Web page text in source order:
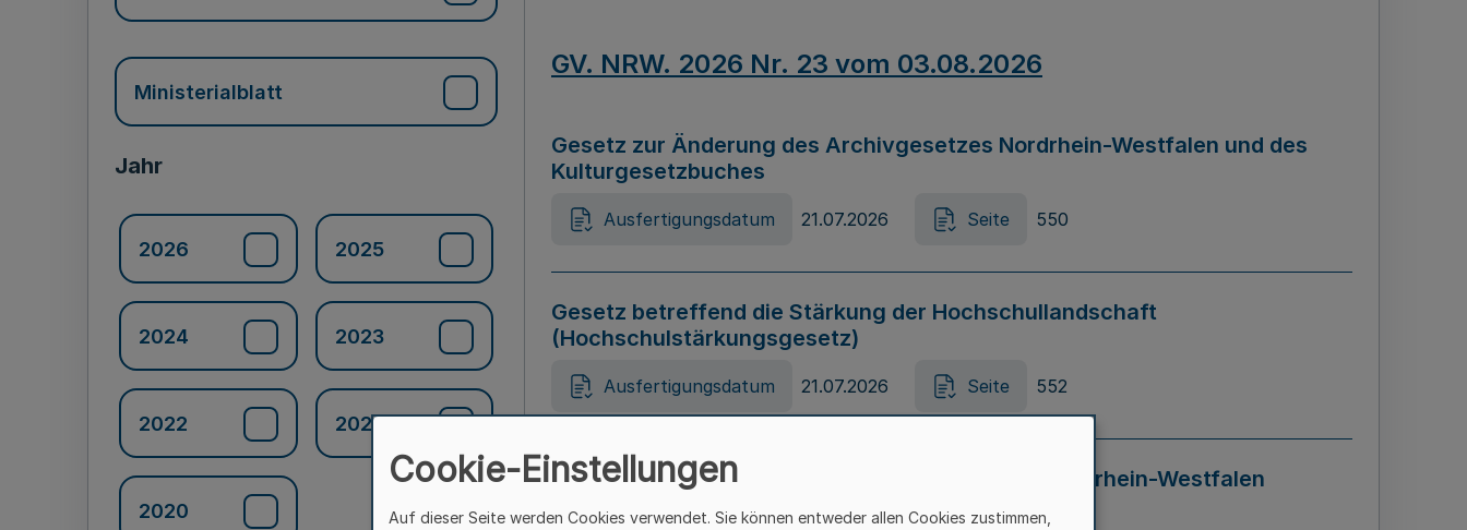
Ministerialblatt
Jahr
2026 2025
2024 2023
2022 2021
2020
GV. NRW. 2026 Nr. 23 vom 03.08.2026
Gesetz zur Änderung des Archivgesetzes Nordrhein-Westfalen und des
Kulturgesetzbuches
Ausfertigungsdatum 21.07.2026 Seite 550
Gesetz betreffend die Stärkung der Hochschullandschaft
(Hochschulstärkungsgesetz)
Ausfertigungsdatum 21.07.2026 Seite 552
Gesetz zur Vermeidung von Diskriminierung in Nordrhein-Westfalen
(Landesantidiskriminierungsgesetz – LADG NRW)
Cookie-Einstellungen
Auf dieser Seite werden Cookies verwendet. Sie können entweder allen Cookies zustimmen,